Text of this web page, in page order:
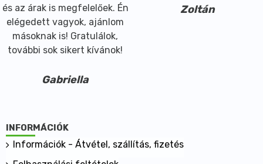
és az árak is megfelelőek. Én
elégedett vagyok, ajánlom
másoknak is! Gratulálok,
további sok sikert kívánok!
Gabriella
Zoltán
INFORMÁCIÓK
Információk - Átvétel, szállítás, fizetés